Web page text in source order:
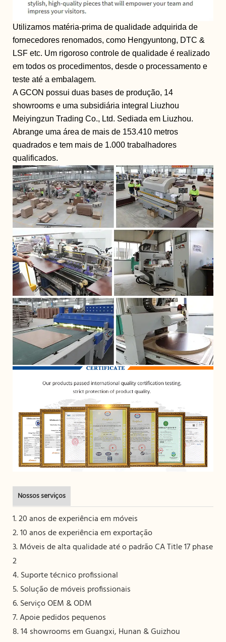
Utilizamos matéria-prima de qualidade adquirida de
fornecedores renomados, como Hengyuntong, DTC &
LSF etc. Um rigoroso controle de qualidade é realizado
em todos os procedimentos, desde o processamento e
teste até a embalagem.
A GCON possui duas bases de produção, 14
showrooms e uma subsidiária integral Liuzhou
Meiyingzun Trading Co., Ltd. Sediada em Liuzhou.
Abrange uma área de mais de 153.410 metros
quadrados e tem mais de 1.000 trabalhadores
qualificados.
Nossos serviços
1. 20 anos de experiência em móveis
2. 10 anos de experiência em exportação
3. Móveis de alta qualidade até o padrão CA Title 17 phase
2
4. Suporte técnico profissional
5. Solução de móveis profissionais
6. Serviço OEM & ODM
7. Apoie pedidos pequenos
8. 14 showrooms em Guangxi, Hunan & Guizhou